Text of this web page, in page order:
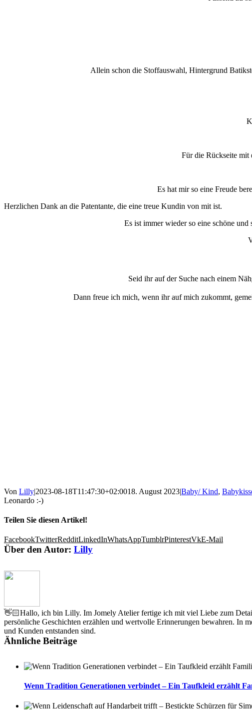
Allein schon die Stoffauswahl, Hintergrund
Für die Rückseite mit
Es hat mir so eine Freude
Herzlichen Dank an die Patentante, die eine treue Kundin von mit ist.
Es ist immer wieder so eine schöne
Seid ihr auf der Suche nach einem
Dann freue ich mich, wenn ihr auf mich zukommt,
Von Lilly|2023-08-18T11:47:30+02:0018. August 2023|Baby/ Kind,
Leonardo :-)
Teilen Sie diesen Artikel!
FacebookTwitterRedditLinkedInWhatsAppTumblrPinterestVkE-Mail
Über den Autor: Lilly
👋🏻Hallo, ich bin Lilly. Im Jomely Atelier fertige ich mit viel Liebe zum
persönliche Geschichten erzählen und wertvolle Erinnerungen bewahren. In
und Kunden entstanden sind.
Ähnliche Beiträge
Wenn Tradition Generationen verbindet – Ein Taufkleid erzählt